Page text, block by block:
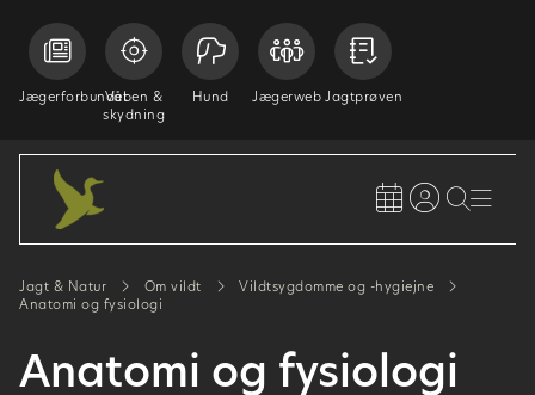
JægerforbundetVåben &
skydning
Hund Jægerweb Jagtprøven
Jagt & Natur Om vildt
Vildtsygdomme og -hygiejne
Anatomi og fysiologi
Anatomi og fysiologi